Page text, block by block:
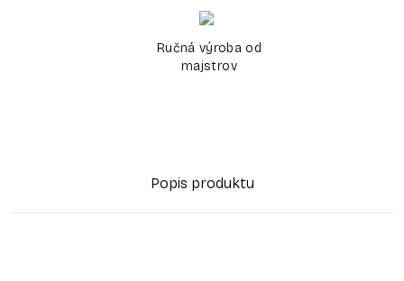
Ručná výroba od
majstrov
Popis produktu